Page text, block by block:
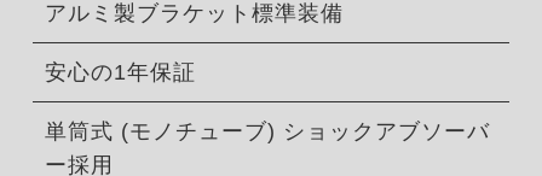
アルミ製ブラケット標準装備
安心の1年保証
単筒式 (モノチューブ) ショックアブソーバ
ー採用